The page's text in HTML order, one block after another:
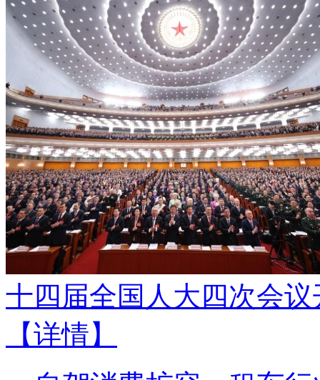
十四届全国人大四次会
【详情】